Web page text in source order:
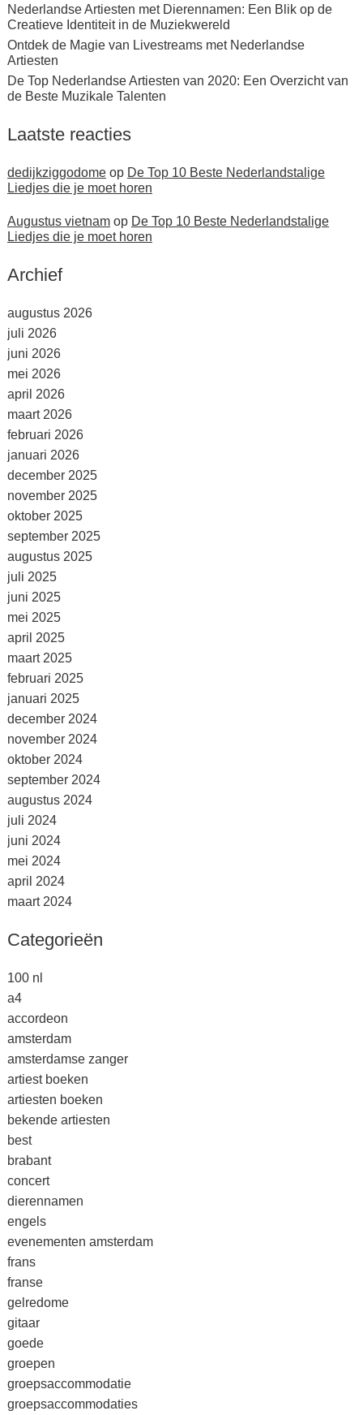
Nederlandse Artiesten met Dierennamen: Een Blik op de
Creatieve Identiteit in de Muziekwereld
Ontdek de Magie van Livestreams met Nederlandse
Artiesten
De Top Nederlandse Artiesten van 2020: Een Overzicht van
de Beste Muzikale Talenten
Laatste reacties
dedijkziggodomeop De Top 10 Beste Nederlandstalige
Liedjes die je moet horen
Augustus vietnamop De Top 10 Beste Nederlandstalige
Liedjes die je moet horen
Archief
augustus 2026
juli 2026
juni 2026
mei 2026
april 2026
maart 2026
februari 2026
januari 2026
december 2025
november 2025
oktober 2025
september 2025
augustus 2025
juli 2025
juni 2025
mei 2025
april 2025
maart 2025
februari 2025
januari 2025
december 2024
november 2024
oktober 2024
september 2024
augustus 2024
juli 2024
juni 2024
mei 2024
april 2024
maart 2024
Categorieën
100 nl
a4
accordeon
amsterdam
amsterdamse zanger
artiest boeken
artiesten boeken
bekende artiesten
best
brabant
concert
dierennamen
engels
evenementen amsterdam
frans
franse
gelredome
gitaar
goede
groepen
groepsaccommodatie
groepsaccommodaties